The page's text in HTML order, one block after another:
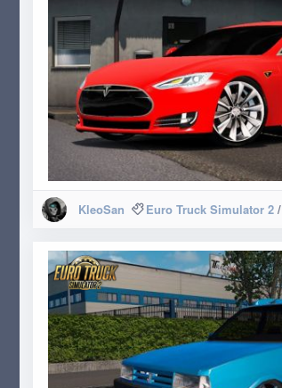
KleoSan Euro Truck Simulator 2/